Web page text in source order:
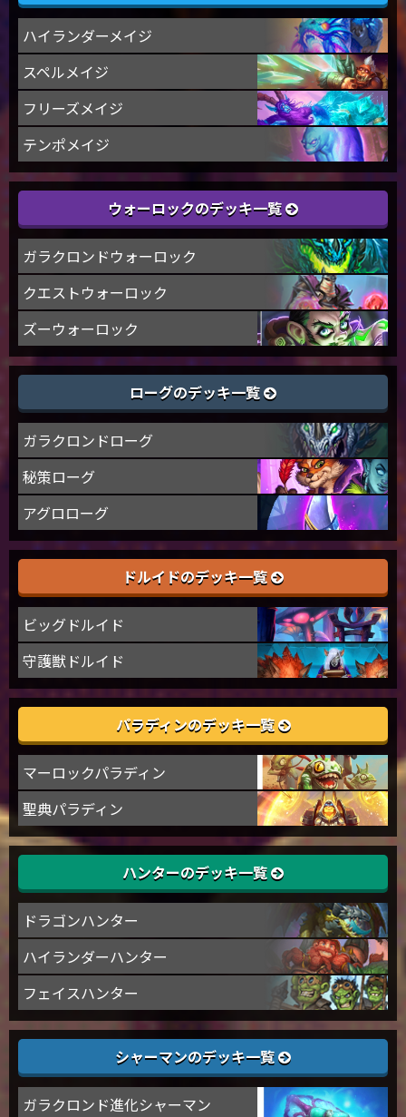
ハイランダーメイジ
スペルメイジ
フリーズメイジ
テンポメイジ
ウォーロックのデッキ一覧
ガラクロンドウォーロック
クエストウォーロック
ズーウォーロック
ローグのデッキ一覧
ガラクロンドローグ
秘策ローグ
アグロローグ
ドルイドのデッキ一覧
ビッグドルイド
守護獣ドルイド
パラディンのデッキ一覧
マーロックパラディン
聖典パラディン
ハンターのデッキ一覧
ドラゴンハンター
ハイランダーハンター
フェイスハンター
シャーマンのデッキ一覧
ガラクロンド進化シャーマン